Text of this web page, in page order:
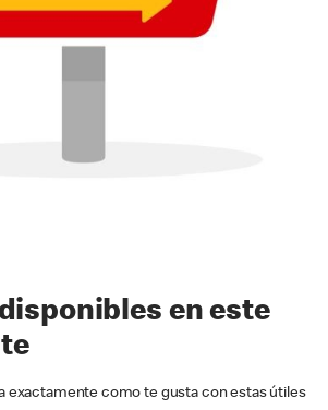
en este
exactamente como te gusta con estas útiles